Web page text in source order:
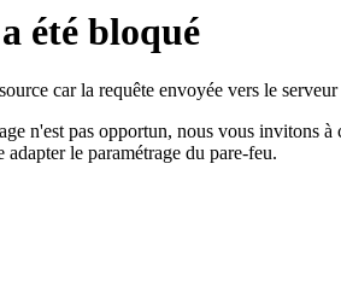
été bloqué
car la requête envoyée vers le serveur
n'est pas opportun, nous vous invitons à
le paramétrage du pare-feu.